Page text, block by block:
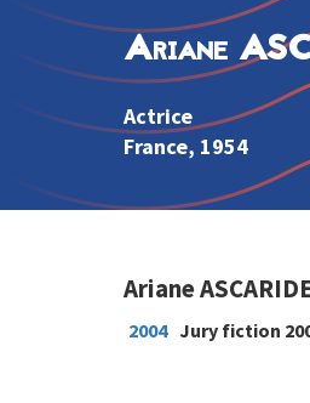
Ariane
Actrice
France, 1954
Ariane
2004 Jury fiction